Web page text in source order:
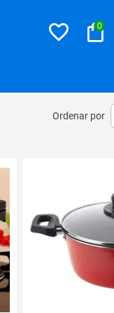
0
Ordenar por